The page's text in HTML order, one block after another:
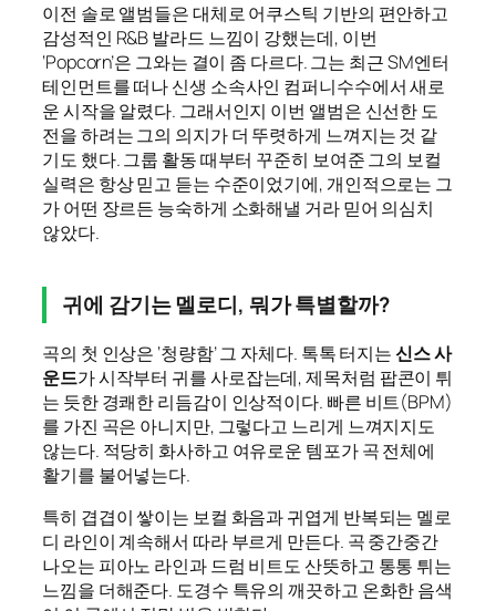
이전 솔로 앨범들은 대체로 어쿠스틱 기반의 편안하고
감성적인 R&B 발라드 느낌이 강했는데, 이번
‘Popcorn’은 그와는 결이 좀 다르다. 그는 최근 SM엔터
테인먼트를 떠나 신생 소속사인 컴퍼니수수에서 새로
운 시작을 알렸다. 그래서인지 이번 앨범은 신선한 도
전을 하려는 그의 의지가 더 뚜렷하게 느껴지는 것 같
기도 했다. 그룹 활동 때부터 꾸준히 보여준 그의 보컬
실력은 항상 믿고 듣는 수준이었기에, 개인적으로는 그
가 어떤 장르든 능숙하게 소화해낼 거라 믿어 의심치
않았다.
귀에 감기는 멜로디, 뭐가 특별할까?
곡의 첫 인상은 ‘청량함’ 그 자체다. 톡톡 터지는신스 사
운드가 시작부터 귀를 사로잡는데, 제목처럼 팝콘이 튀
는 듯한 경쾌한 리듬감이 인상적이다. 빠른 비트(BPM)
를 가진 곡은 아니지만, 그렇다고 느리게 느껴지지도
않는다. 적당히 화사하고 여유로운 템포가 곡 전체에
활기를 불어넣는다.
특히 겹겹이 쌓이는 보컬 화음과 귀엽게 반복되는 멜로
디 라인이 계속해서 따라 부르게 만든다. 곡 중간중간
나오는 피아노 라인과 드럼 비트도 산뜻하고 통통 튀는
느낌을 더해준다. 도경수 특유의 깨끗하고 온화한 음색